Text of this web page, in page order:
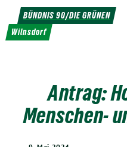
Weiter
zum
Inhalt
BÜNDNIS 90/DIE GRÜNEN
Wilnsdorf
Antrag:
Menschen-